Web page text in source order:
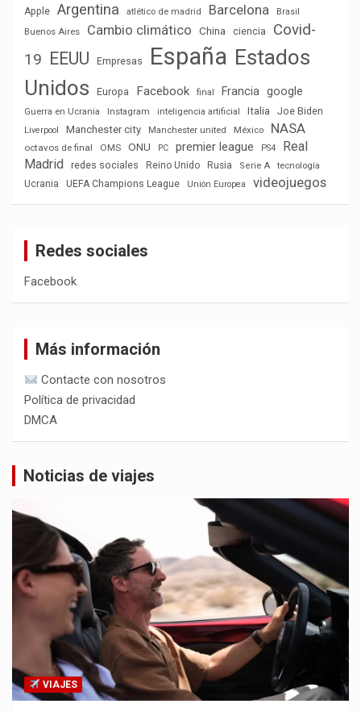
Apple Argentina atlético de madrid Barcelona
Brasil
Buenos Aires
Cambio climático China ciencia
Covid-
19 EEUU Empresas España Estados
Unidos
Europa Facebook final Francia google
Guerra en Ucrania Instagram inteligencia artificial Italia Joe Biden
Liverpool Manchester city Manchester united México NASA
octavos de final OMS ONU PC premier league PS4
Real
Madrid
redes sociales Reino Unido Rusia Serie A
tecnología
Ucrania
UEFA Champions League Unión Europea videojuegos
Redes sociales
Facebook
Más información
Contacte con nosotros
Política de privacidad
DMCA
Noticias de viajes
VIAJES